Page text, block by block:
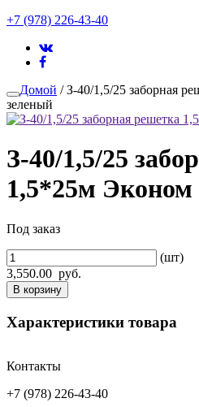
+7 (978) 226-43-40
Домой / З-40/1,5/25 заборная
зеленый
З-40/1,5/25
1,5*25м Эконом
Под заказ
(шт)
3,550.00 руб.
В корзину
Характеристики товара
Контакты
+7 (978) 226-43-40